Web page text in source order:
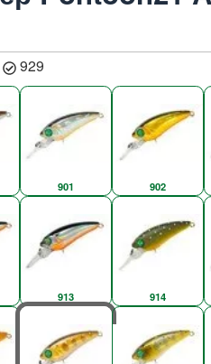
929
901 902
913 914